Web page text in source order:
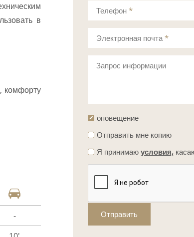
в
комфорту
-
Телефон*
Запрос информации
Электронная почта*
оповещение
Отправить мне копию
Я принимаюусловия,
Отправить